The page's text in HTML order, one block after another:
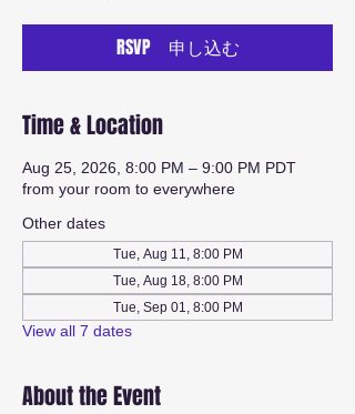
RSVP 申し込む
Time & Location
Aug 25, 2026, 8:00 PM – 9:00 PM PDT
from your room to everywhere
Other dates
Tue, Aug 11, 8:00 PM
Tue, Aug 18, 8:00 PM
Tue, Sep 01, 8:00 PM
View all 7 dates
About the Event